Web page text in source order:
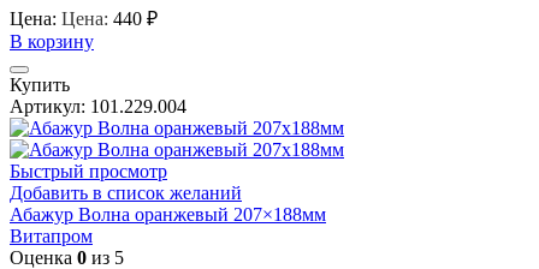
Цена: Цена: 440 ₽
В корзину
Купить
Артикул: 101.229.004
Быстрый просмотр
Добавить в список желаний
Абажур Волна оранжевый 207×188мм
Витапром
Оценка 0 из 5